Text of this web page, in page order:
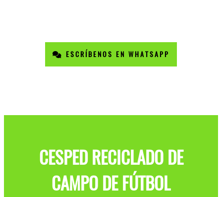
ESCRÍBENOS EN WHATSAPP
CESPED RECICLADO DE
CAMPO DE FÚTBOL